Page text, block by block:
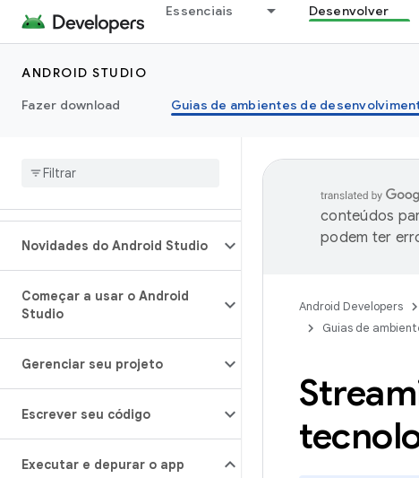
Essenciais Desenvolver
ANDROID STUDIO
Fazer download
Guias de ambientes de
Novidades do Android Studio
Começar a usar o Android
Studio
Gerenciar seu projeto
Escrever seu código
Executar e depurar o app
conteúdos
podem ter
Android Developers
Guias de